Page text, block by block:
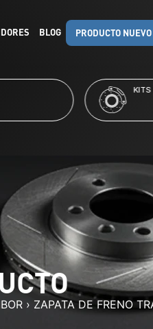
BLOG PRODUCTO NUEVO
KITS DE FRENO
› ZAPATA DE FRENO